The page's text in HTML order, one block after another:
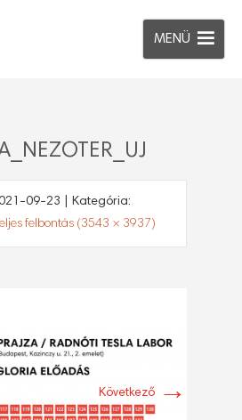
MENÜ
09-23 | Kategória:
felbontás (3543 × 3937)
Következő →